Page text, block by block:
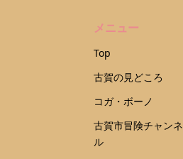
メニュー
Top
古賀の見どころ
コガ・ボーノ
古賀市冒険チャンネ
ル